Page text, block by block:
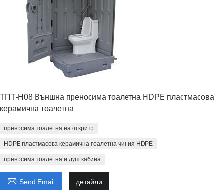
ТПТ-H08 Външна преносима тоалетна HDPE пластмасова
керамична тоалетна
преносима тоалетна на открито
HDPE пластмасова керамична тоалетна чиния HDPE
преносима тоалетна и душ кабина
 Send Email детайли